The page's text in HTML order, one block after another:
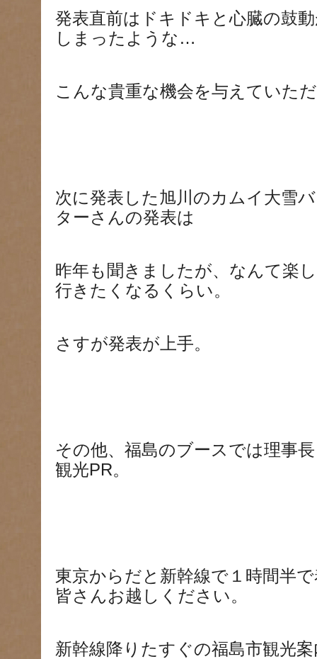
発表直前はドキドキと心臓の鼓
しまったような…
こんな貴重な機会を与えていた
次に発表した旭川のカムイ大雪
ターさんの発表は
昨年も聞きましたが、なんて楽
行きたくなるくらい。
さすが発表が上手。
その他、福島のブースでは理事
観光PR。
東京からだと新幹線で１時間半
皆さんお越しください。
新幹線降りたすぐの福島市観光